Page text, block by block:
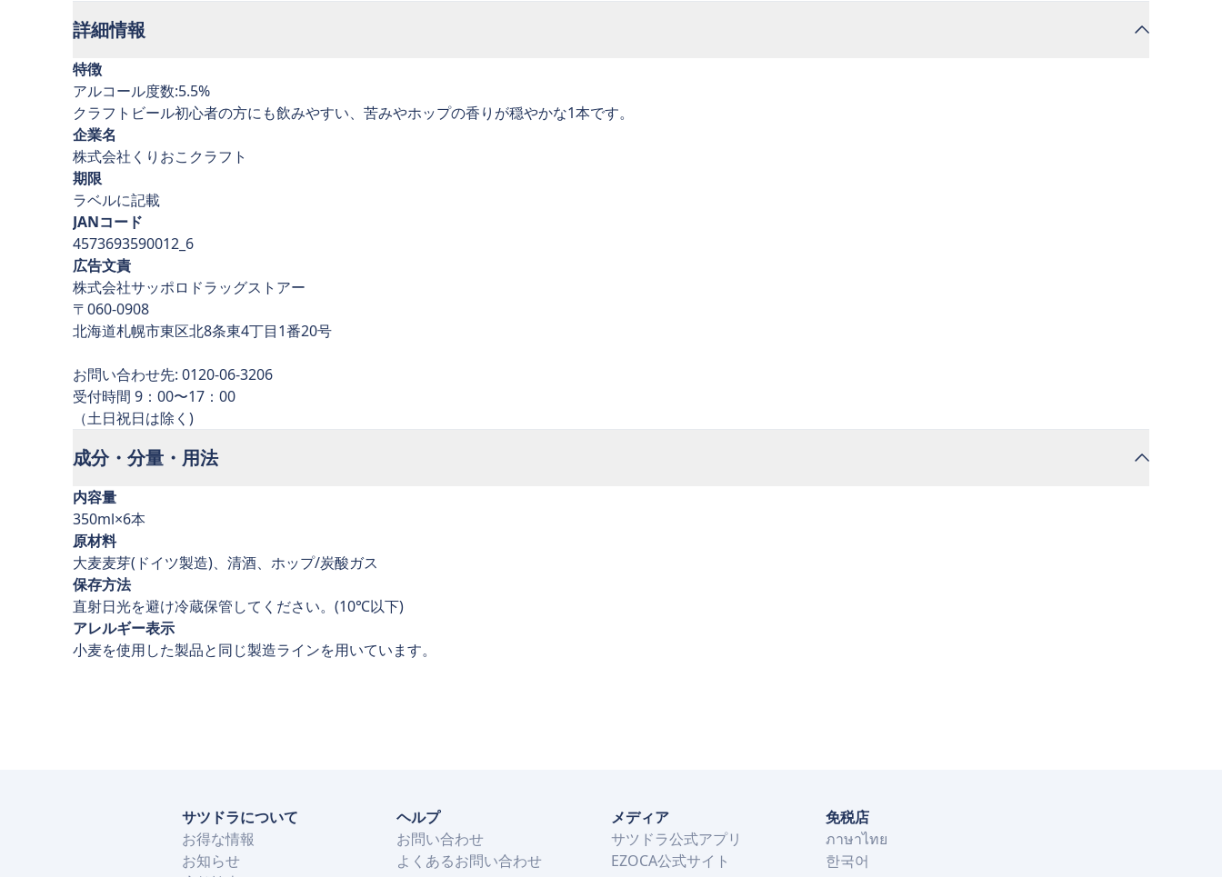
詳細情報
特徴
アルコール度数:5.5%
クラフトビール初心者の方にも飲みやすい、苦みやホップの香りが穏やかな1本です。
企業名
株式会社くりおこクラフト
期限
ラベルに記載
JANコード
4573693590012_6
広告文責
株式会社サッポロドラッグストアー
〒060-0908
北海道札幌市東区北8条東4丁目1番20号
お問い合わせ先: 0120-06-3206
受付時間 9：00〜17：00
成分・分量・用法
内容量
350ml×6本
原材料
大麦麦芽(ドイツ製造)、清酒、ホップ/炭酸ガス
保存方法
直射日光を避け冷蔵保管してください。(10℃以下)
アレルギー表示
小麦を使用した製品と同じ製造ラインを用いています。
サツドラについて
お得な情報
お知らせ
ヘルプ
お問い合わせ
よくあるお問い合わせ
メディア
サツドラ公式アプリ
EZOCA公式サイト
免税店
ภาษาไทย
한국어